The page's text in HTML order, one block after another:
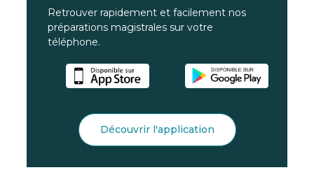
Retrouver rapidement et facilement nos
préparations magistrales sur votre
téléphone.
Découvrir l'application